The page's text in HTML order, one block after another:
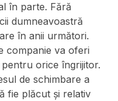
în parte. Fără
dumneavoastră
în anii următori.
companie va oferi
orice îngrijitor.
de schimbare a
fie plăcut și relativ